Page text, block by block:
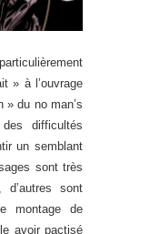
» à l’ouvrage
» du no man’s
difficultés
un semblant
sont très
d’autres sont
montage de
avoir pactisé